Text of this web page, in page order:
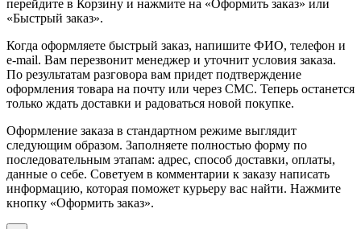
перейдите в Корзину и нажмите на «Оформить заказ» или
«Быстрый заказ».
Когда оформляете быстрый заказ, напишите ФИО, телефон и
e-mail. Вам перезвонит менеджер и уточнит условия заказа.
По результатам разговора вам придет подтверждение
оформления товара на почту или через СМС. Теперь останется
только ждать доставки и радоваться новой покупке.
Оформление заказа в стандартном режиме выглядит
следующим образом. Заполняете полностью форму по
последовательным этапам: адрес, способ доставки, оплаты,
данные о себе. Советуем в комментарии к заказу написать
информацию, которая поможет курьеру вас найти. Нажмите
кнопку «Оформить заказ».